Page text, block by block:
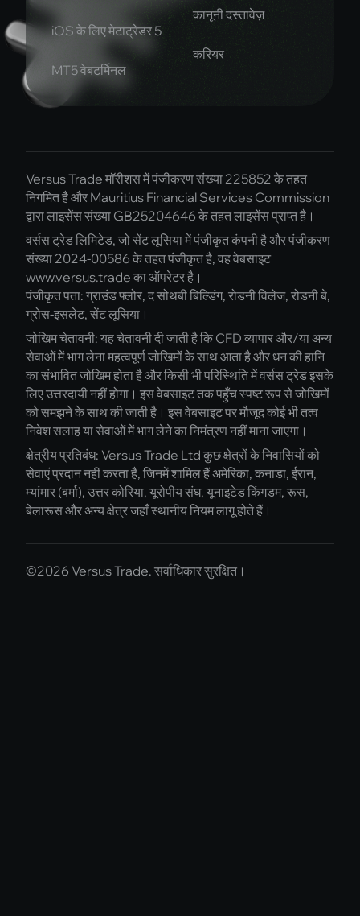
iOS के लिए मेटाट्रेडर 5
MT5 वेबटर्मिनल
कानूनी दस्तावेज़
करियर
Versus Trade मॉरीशस में पंजीकरण संख्या 225852 के तहत
निगमित है और Mauritius Financial Services Commission
द्वारा लाइसेंस संख्या GB25204646 के तहत लाइसेंस प्राप्त है।
वर्सस ट्रेड लिमिटेड, जो सेंट लूसिया में पंजीकृत कंपनी है और पंजीकरण
संख्या 2024-00586 के तहत पंजीकृत है, वह वेबसाइट
www.versus.trade का ऑपरेटर है।
पंजीकृत पता: ग्राउंड फ्लोर, द सोथबी बिल्डिंग, रोडनी विलेज, रोडनी बे,
ग्रोस-इसलेट, सेंट लूसिया।
जोखिम चेतावनी: यह चेतावनी दी जाती है कि CFD व्यापार और/या अन्य
सेवाओं में भाग लेना महत्वपूर्ण जोखिमों के साथ आता है और धन की हानि
का संभावित जोखिम होता है और किसी भी परिस्थिति में वर्सस ट्रेड इसके
लिए उत्तरदायी नहीं होगा। इस वेबसाइट तक पहुँच स्पष्ट रूप से जोखिमों
को समझने के साथ की जाती है। इस वेबसाइट पर मौजूद कोई भी तत्व
निवेश सलाह या सेवाओं में भाग लेने का निमंत्रण नहीं माना जाएगा।
क्षेत्रीय प्रतिबंध: Versus Trade Ltd कुछ क्षेत्रों के निवासियों को
सेवाएं प्रदान नहीं करता है, जिनमें शामिल हैं अमेरिका, कनाडा, ईरान,
म्यांमार (बर्मा), उत्तर कोरिया, यूरोपीय संघ, यूनाइटेड किंगडम, रूस,
बेलारूस और अन्य क्षेत्र जहाँ स्थानीय नियम लागू होते हैं।
©2026 Versus Trade. सर्वाधिकार सुरक्षित।